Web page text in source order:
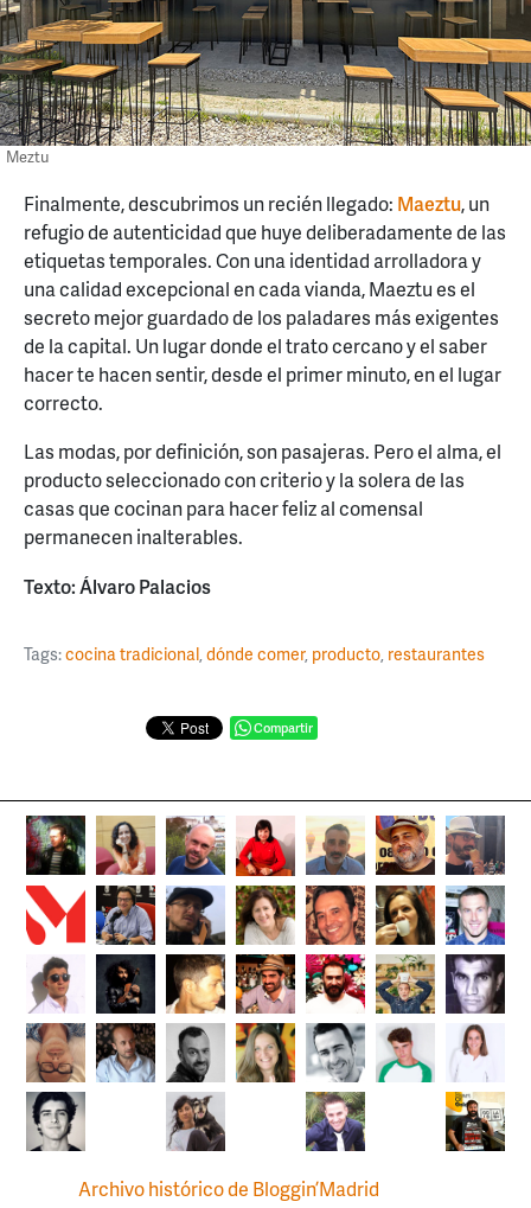
Meztu
Finalmente, descubrimos un recién llegado: Maeztu, un
refugio de autenticidad que huye deliberadamente de las
etiquetas temporales. Con una identidad arrolladora y
una calidad excepcional en cada vianda, Maeztu es el
secreto mejor guardado de los paladares más exigentes
de la capital. Un lugar donde el trato cercano y el saber
hacer te hacen sentir, desde el primer minuto, en el lugar
correcto.
Las modas, por definición, son pasajeras. Pero el alma, el
producto seleccionado con criterio y la solera de las
casas que cocinan para hacer feliz al comensal
permanecen inalterables.
Texto: Álvaro Palacios
Tags:cocina tradicional dónde comer, producto restaurantes
Compartir
Archivo histórico de Bloggin’Madrid